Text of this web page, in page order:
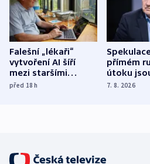
Falešní „lékaři“
vytvoření AI šíří
mezi staršími
Poláky nebezpečné
před 18h
přímém
útoku
míní
7. 8. 2026